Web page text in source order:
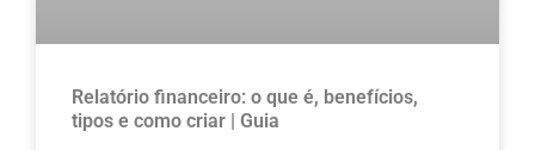
Relatório financeiro: o que é, benefícios,
tipos e como criar | Guia